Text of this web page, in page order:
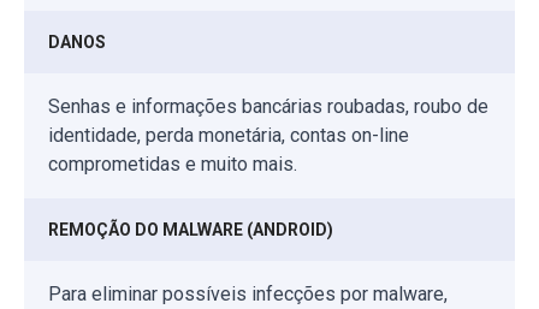
DANOS
Senhas e informações bancárias roubadas, roubo de
identidade, perda monetária, contas on-line
comprometidas e muito mais.
REMOÇÃO DO MALWARE (ANDROID)
Para eliminar possíveis infecções por malware,